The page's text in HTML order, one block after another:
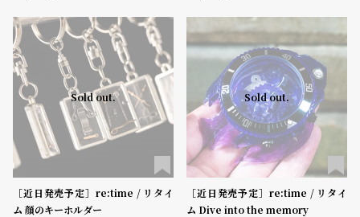
時
計
保
証
プ
ス
刻
印
サ
ー
ビ
よ
く
お
問
Sold out.
［近日発売予定］re:time / リタイ
ム 顔のキーホルダー
Sold out.
［近日発売予定］re:time / リタイ
ム Dive into the memory